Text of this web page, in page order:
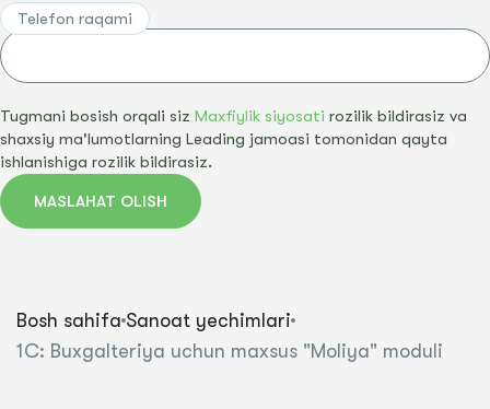
Telefon raqami
Tugmani bosish orqali siz Maxfiylik siyosati rozilik bildirasiz va
shaxsiy ma'lumotlarning Leading jamoasi tomonidan qayta
ishlanishiga rozilik bildirasiz.
MASLAHAT OLISH
Bosh sahifa Sanoat yechimlari
1C: Buxgalteriya uchun maxsus "Moliya" moduli